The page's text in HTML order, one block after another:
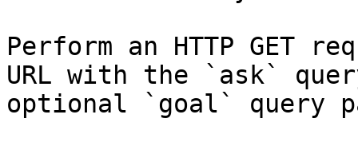
Perform an HTTP GET
URL with the `ask`
optional `goal` query